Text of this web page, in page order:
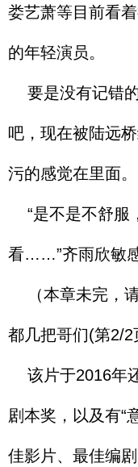
娄艺萧等目前看
的年轻演员。
要是没有记错
吧，现在被陆远
污的感觉在里面。
“是不是不舒服
看……”齐雨欣敏
（本章未完，
都几把哥们(第2/2
该片于2016年
剧本奖，以及有“
佳影片、最佳编剧